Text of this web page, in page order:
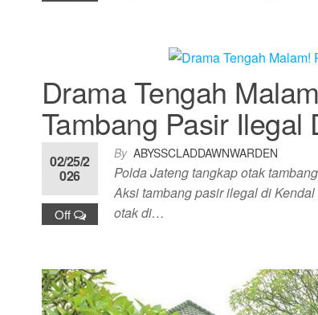
Drama Tengah
Tambang Pasir Ilegal
By ABYSSCLADDAWNWARDEN
02/25/2
026
Off
Polda Jateng tangkap otak
Aksi tambang pasir ilegal di
otak di…